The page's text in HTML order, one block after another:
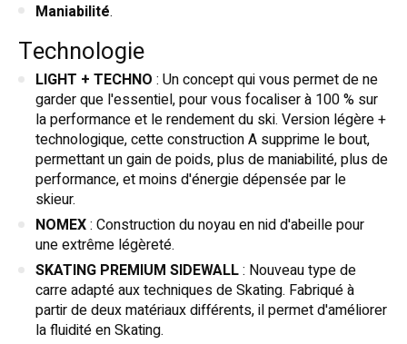
Maniabilité.
Technologie
LIGHT + TECHNO : Un concept qui vous permet de ne
garder que l'essentiel, pour vous focaliser à 100 % sur
la performance et le rendement du ski. Version légère +
technologique, cette construction A supprime le bout,
permettant un gain de poids, plus de maniabilité, plus de
performance, et moins d'énergie dépensée par le
skieur.
NOMEX: Construction du noyau en nid d'abeille pour
une extrême légèreté.
SKATING PREMIUM SIDEWALL: Nouveau type de
carre adapté aux techniques de Skating. Fabriqué à
partir de deux matériaux différents, il permet d'améliorer
la fluidité en Skating.